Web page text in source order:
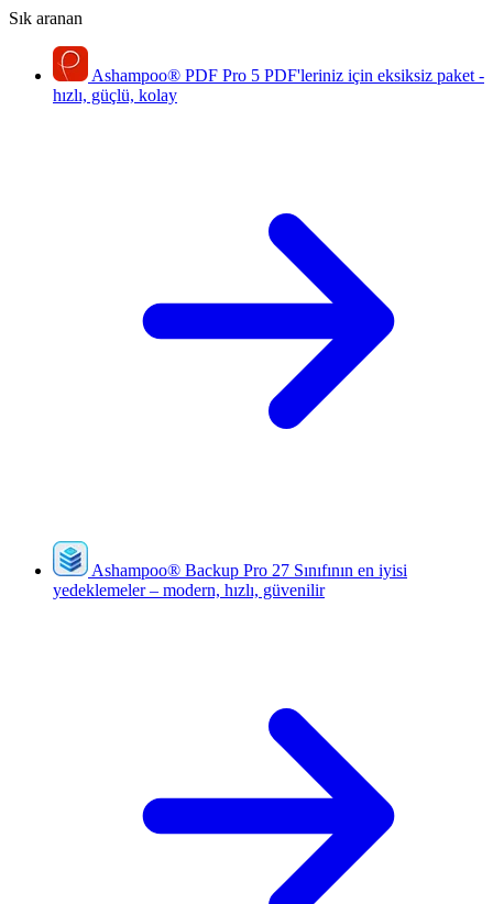
Sık aranan
Ashampoo® PDF Pro 5 PDF'leriniz için eksiksiz paket -
hızlı, güçlü, kolay
Ashampoo® Backup Pro 27 Sınıfının en iyisi
yedeklemeler – modern, hızlı, güvenilir